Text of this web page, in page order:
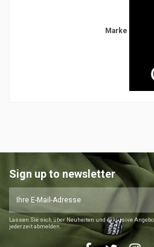
Marke
Sign up to newsletter
Lassen Sie sich über Neuheiten und exklusive
jederzeit abmelden.